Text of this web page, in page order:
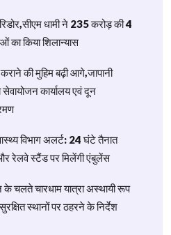
धामी ने 235 करोड़ की 4
का किया शिलान्यास
की मुहिम बढ़ी आगे,जापानी
सेवायोजन कार्यालय एवं दून
विभाग अलर्ट: 24 घंटे तैनात
रेलवे स्टैंड पर मिलेंगी एंबुलेंस
चलते चारधाम यात्रा अस्थायी रूप
स्थानों पर ठहरने के निर्देश